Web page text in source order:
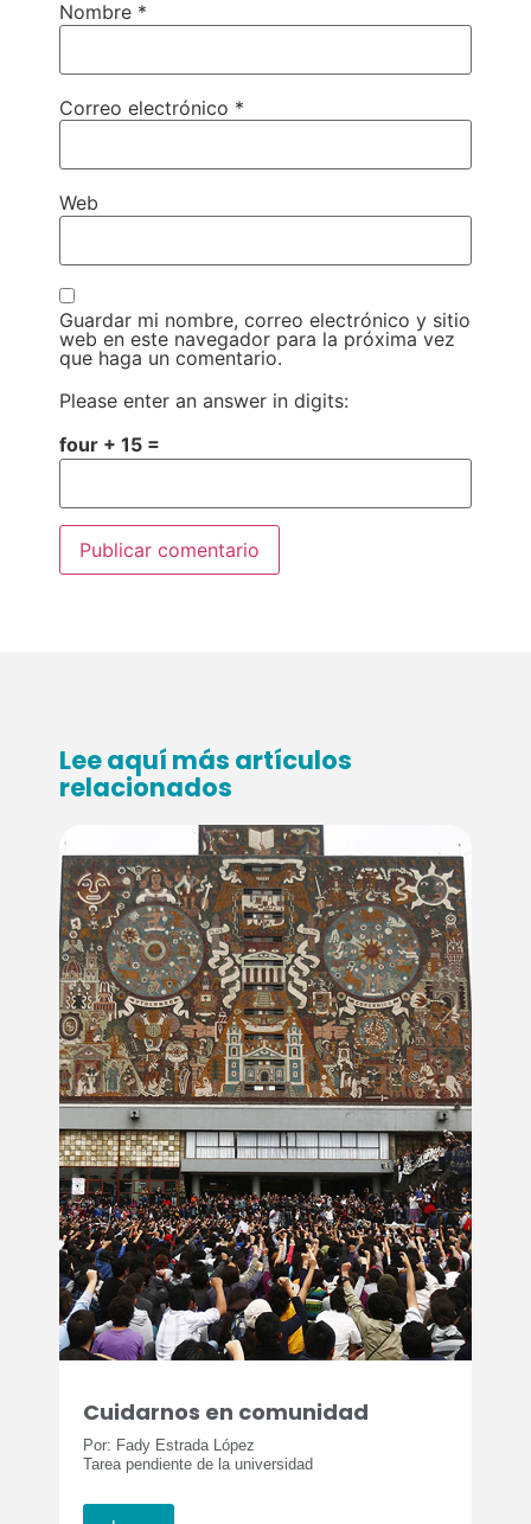
Lee aquí más artículos
relacionados
Cuidarnos en comunidad
Por: Fady Estrada López
Tarea pendiente de la universidad
Nombre *
Correo electrónico *
Web
Guardar mi nombre, correo electrónico y sitio
web en este navegador para la próxima vez
que haga un comentario.
Please enter an answer in digits:
four + 15 =